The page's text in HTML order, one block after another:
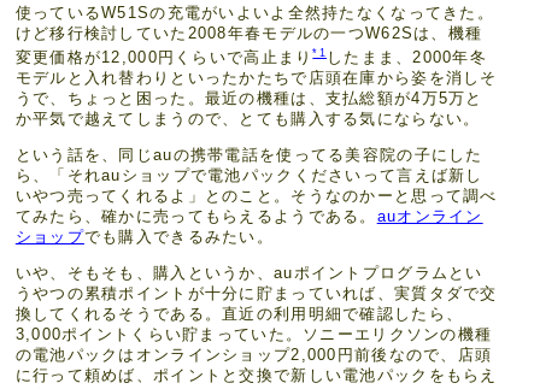
使っているW51Sの充電がいよいよ全然持たなくなってきた。
けど移行検討していた2008年春モデルの一つW62Sは、機種
変更価格が12,000円くらいで高止まり*1 したまま、2000年冬
モデルと入れ替わりといったかたちで店頭在庫から姿を消しそ
うで、ちょっと困った。最近の機種は、支払総額が4万5万と
か平気で越えてしまうので、とても購入する気にならない。
という話を、同じauの携帯電話を使ってる美容院の子にした
ら、「それauショップで電池パックくださいって言えば新し
いやつ売ってくれるよ」とのこと。そうなのかーと思って調べ
てみたら、確かに売ってもらえるようである。 auオンライン
ショップでも購入できるみたい。
いや、そもそも、購入というか、auポイントプログラムとい
うやつの累積ポイントが十分に貯まっていれば、実質タダで交
換してくれるそうである。直近の利用明細で確認したら、
3,000ポイントくらい貯まっていた。ソニーエリクソンの機種
の電池パックはオンラインショップ2,000円前後なので、店頭
に行って頼めば、ポイントと交換で新しい電池パックをもらえ